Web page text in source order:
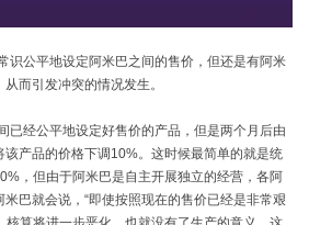
识公平地设定阿米巴之间的售价，但还是有阿米
而引发冲突的情况发生。
已经公平地设定好售价的产品，但是两个月后由
该产品的价格下调10%。这时候最简单的就是统
，但由于阿米巴是自主开展独立的经营，各阿
巴就会说，“即使按照现在的售价已经是非常艰